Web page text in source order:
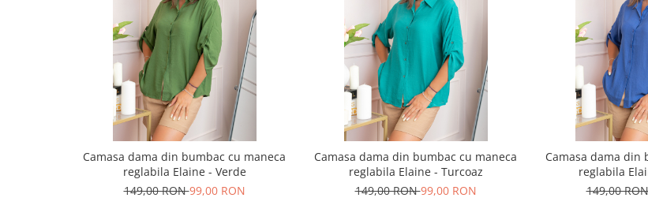
Camasa dama din bumbac cu maneca
reglabila Elaine - Verde
149,00 RON99,00 RON
Camasa dama din bumbac cu maneca
reglabila Elaine - Turcoaz
149,00 RON99,00 RON
Camasa dama din
reglabila
149,00